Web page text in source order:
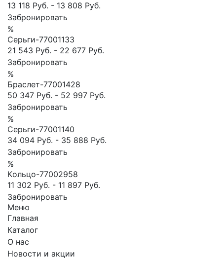
13 118 Руб. - 13 808 Руб.
Забронировать
%
Серьги-77001133
21 543 Руб. - 22 677 Руб.
Забронировать
%
Браслет-77001428
50 347 Руб. - 52 997 Руб.
Забронировать
%
Серьги-77001140
34 094 Руб. - 35 888 Руб.
Забронировать
%
Кoльцо-77002958
11 302 Руб. - 11 897 Руб.
Забронировать
Меню
Главная
Каталог
О нас
Новости и акции